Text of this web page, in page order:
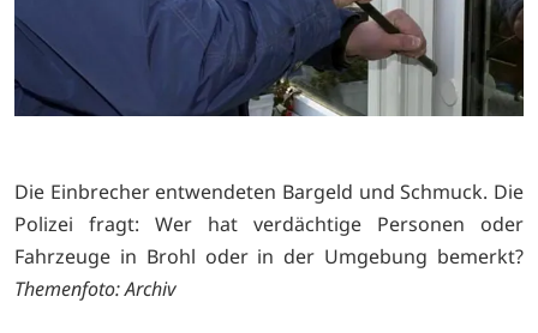
Die Einbrecher entwendeten Bargeld und Schmuck. Die
Polizei fragt: Wer hat verdächtige Personen oder
Fahrzeuge in Brohl oder in der Umgebung bemerkt?
Themenfoto: Archiv